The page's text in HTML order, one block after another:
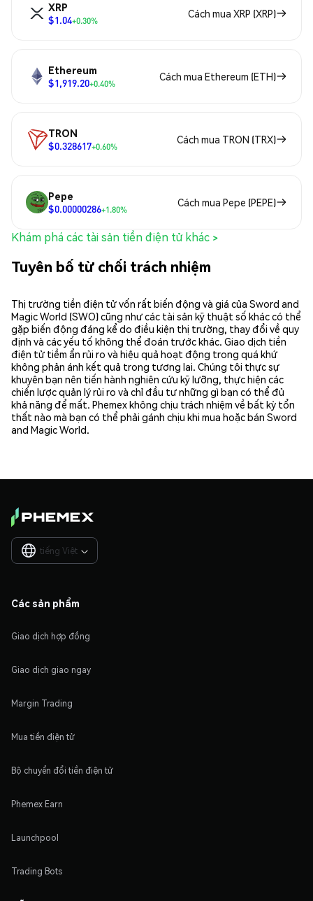
XRP
$1.04+0.30%
Cách mua XRP (XRP)
Ethereum
$1,919.20+0.40%
Cách mua Ethereum (ETH)
TRON
$0.328617+0.60%
Cách mua TRON (TRX)
Pepe
$0.00000286+1.80%
Cách mua Pepe (PEPE)
Khám phá các tài sản tiền điện tử khác >
Tuyên bố từ chối trách nhiệm
Thị trường tiền điện tử vốn rất biến động và giá của Sword and
Magic World (SWO) cũng như các tài sản kỹ thuật số khác có thể
gặp biến động đáng kể do điều kiện thị trường, thay đổi về quy
định và các yếu tố không thể đoán trước khác. Giao dịch tiền
điện tử tiềm ẩn rủi ro và hiệu quả hoạt động trong quá khứ
không phản ánh kết quả trong tương lai. Chúng tôi thực sự
khuyên bạn nên tiến hành nghiên cứu kỹ lưỡng, thực hiện các
chiến lược quản lý rủi ro và chỉ đầu tư những gì bạn có thể đủ
khả năng để mất. Phemex không chịu trách nhiệm về bất kỳ tổn
thất nào mà bạn có thể phải gánh chịu khi mua hoặc bán Sword
and Magic World.
tiếng Việt 
Các sản phẩm
Giao dịch hợp đồng
Giao dịch giao ngay
Margin Trading
Mua tiền điện tử
Bộ chuyển đổi tiền điện tử
Phemex Earn
Launchpool
Trading Bots